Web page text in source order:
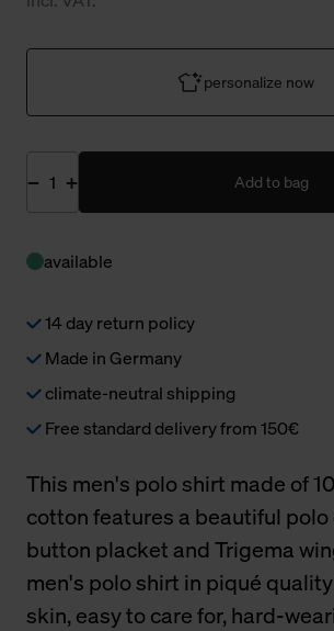
personalize now
Add to bag
available
14 day return policy
Made in Germany
climate-neutral shipping
Free standard delivery from 150€
This men's polo shirt made of
cotton features a beautiful polo
button placket and Trigema
men's polo shirt in piqué
skin, easy to care for, hard-